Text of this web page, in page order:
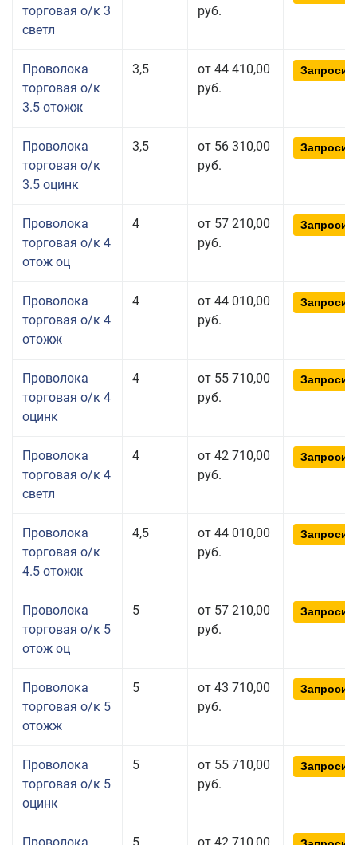
торговая о/к 3
светл
руб.
Проволока
торговая о/к
3.5 отожж
3,5
от 44 410,00
руб.
Проволока
торговая о/к
3.5 оцинк
3,5
от 56 310,00
руб.
Проволока
торговая о/к 4
отож оц
4
от 57 210,00
руб.
Проволока
торговая о/к 4
отожж
4
от 44 010,00
руб.
Проволока
торговая о/к 4
оцинк
4
от 55 710,00
руб.
Проволока
торговая о/к 4
светл
4
от 42 710,00
руб.
Проволока
торговая о/к
4.5 отожж
4,5
от 44 010,00
руб.
Проволока
торговая о/к 5
отож оц
5
от 57 210,00
руб.
Проволока
торговая о/к 5
отожж
5
от 43 710,00
руб.
Проволока
торговая о/к 5
оцинк
5
от 55 710,00
руб.